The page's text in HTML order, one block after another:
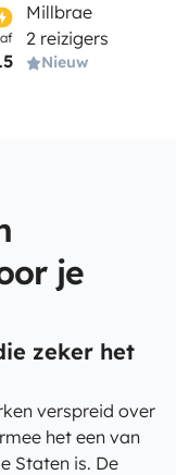
Millbrae
2 reizigers
Nieuw
je
zeker het
verspreid over
het een van
Staten is. De